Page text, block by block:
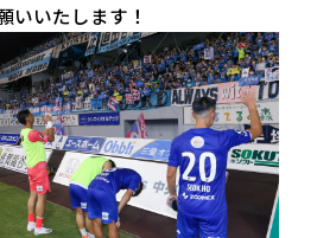
いいたします！